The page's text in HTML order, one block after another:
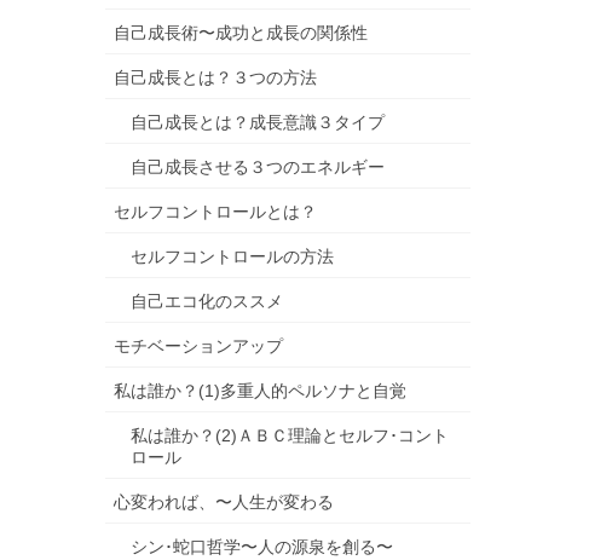
自己成長術〜成功と成長の関係性
自己成長とは？３つの方法
自己成長とは？成長意識３タイプ
自己成長させる３つのエネルギー
セルフコントロールとは？
セルフコントロールの方法
自己エコ化のススメ
モチベーションアップ
私は誰か？(1)多重人的ペルソナと自覚
私は誰か？(2)ＡＢＣ理論とセルフ･コント
ロール
心変われば、〜人生が変わる
シン･蛇口哲学〜人の源泉を創る〜